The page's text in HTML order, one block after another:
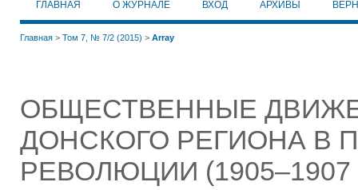
ГЛАВНАЯ О ЖУРНАЛЕ ВХОД АРХИВЫ
Главная> Том 7, № 7/2 (2015) > Array
ОБЩЕСТВЕННЫЕ
ДОНСКОГО РЕГИОНА В
РЕВОЛЮЦИИ (1905‒1907